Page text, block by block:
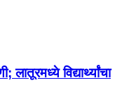
विद्यार्थ्यांचा